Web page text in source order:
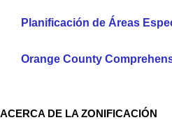
Planificación de Áreas
Orange County
ACERCA DE LA ZONIFICACIÓN